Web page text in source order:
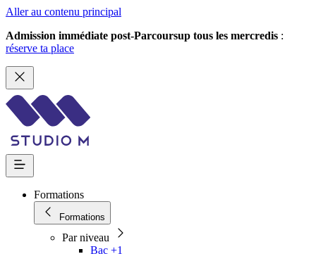
Aller au contenu principal
Admission immédiate post-Parcoursup tous les mercredis :
réserve ta place
Formations
Formations
Par niveau
Bac +1